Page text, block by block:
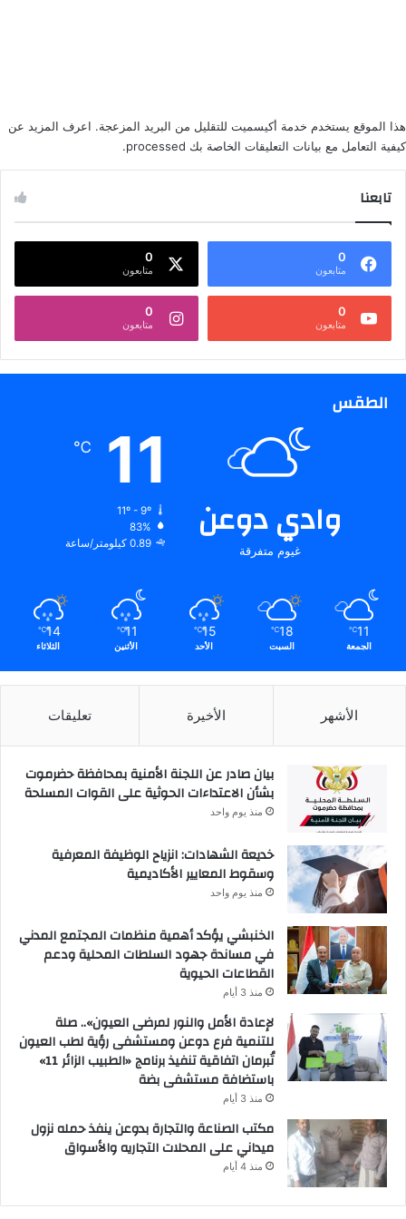
هذا الموقع يستخدم خدمة أكيسميت للتقليل من البريد المزعجة. اعرف المزيد عن
كيفية التعامل مع بيانات التعليقات الخاصة بك processed
.
تابعنا
0
متابعون
0
متابعون
0
متابعون
0
متابعون
الطقس
وادي دوعن
غيوم متفرقة
11
℃
11º - 9º
83%
0.89 كيلومتر/ساعة
11
℃
الجمعة
18
℃
السبت
15
℃
الأحد
11
℃
الأثنين
14
℃
الثلاثاء
الأشهر الأخيرة تعليقات
بيان صادر عن اللجنة الأمنية بمحافظة حضرموت
بشأن الاعتداءات الحوثية على القوات المسلحة
منذ يوم واحد
خديعة الشهادات: انزياح الوظيفة المعرفية
وسقوط المعايير الأكاديمية
منذ يوم واحد
الخنبشي يؤكد أهمية منظمات المجتمع المدني
في مساندة جهود السلطات المحلية ودعم
القطاعات الحيوية
منذ 3 أيام
لإعادة الأمل والنور لمرضى العيون».. صلة
للتنمية فرع دوعن ومستشفى رؤية لطب العيون
تُبرمان اتفاقية تنفيذ برنامج «الطبيب الزائر 11»
باستضافة مستشفى بضة
منذ 3 أيام
مكتب الصناعة والتجارة بدوعن ينفذ حمله نزول
ميداني على المحلات التجاريه والأسواق
منذ 4 أيام